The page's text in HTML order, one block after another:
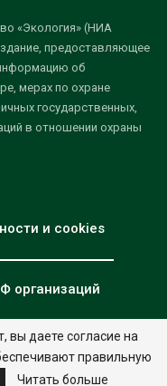
«Экология» (НИА
предоставляющее
об
мерах по охране
государственных,
в отношении охраны
и cookies
организаций
Дизайн:nia.eco
вы даете согласие на
правильную
Читать больше